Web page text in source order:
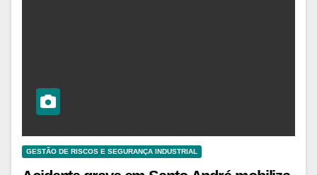
GESTÃO DE RISCOS E SEGURANÇA INDUSTRIAL